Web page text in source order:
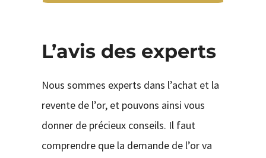
L’avis des experts
Nous sommes experts dans l’achat et la
revente de l’or, et pouvons ainsi vous
donner de précieux conseils. Il faut
comprendre que la demande de l’or va